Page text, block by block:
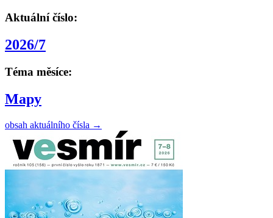
Aktuální číslo:
2026/7
Téma měsíce:
Mapy
obsah aktuálního čísla →